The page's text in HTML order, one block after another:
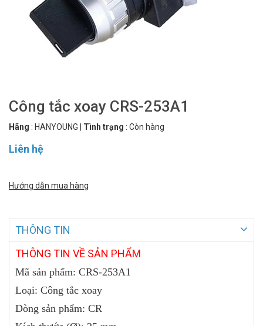
Công tắc xoay CRS-253A1
Hãng : HANYOUNG Tình trạng : Còn hàng
Liên hệ
Hướng dẫn mua hàng
THÔNG TIN
THÔNG TIN VỀ SẢN PHẨM
Mã sản phẩm: CRS-253A1
Loại: Công tắc xoay
Dòng sản phẩm: CR